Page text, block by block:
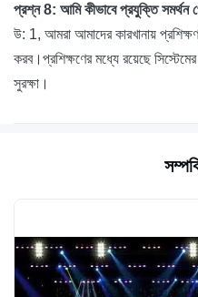
প্রশ্ন 8: আমি কীভাবে প্রযুক্তি সমর্থন
উ: 1, আমরা আমাদের কারখানায়
করব।প্রশিক্ষণের মধ্যে রয়েছে সিস্টেমের
সুরক্ষা।